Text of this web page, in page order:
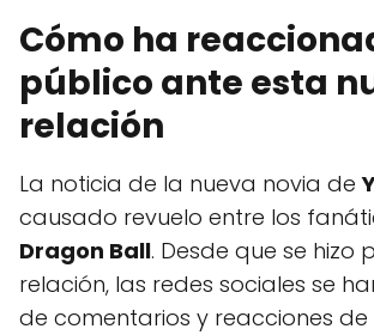
Cómo ha
público ante esta
relación
La noticia de la nueva novia de
causado revuelo entre los
Dragon Ball. Desde que se hizo
relación, las redes sociales se
de comentarios y reacciones